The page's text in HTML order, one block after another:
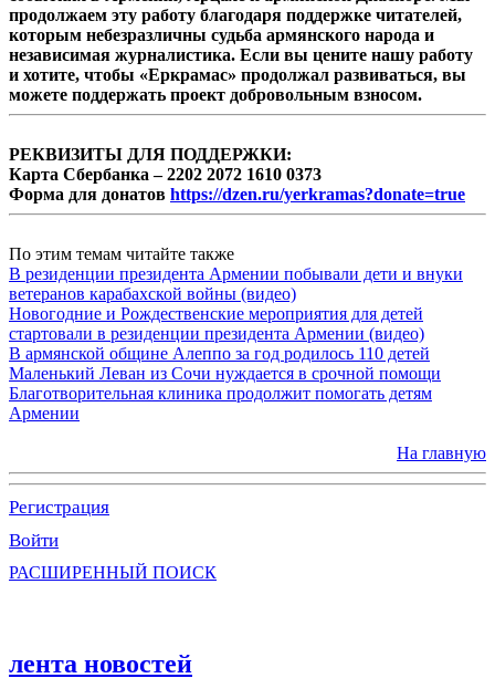
продолжаем эту работу благодаря поддержке читателей,
которым небезразличны судьба армянского народа и
независимая журналистика. Если вы цените нашу работу
и хотите, чтобы «Еркрамас» продолжал развиваться, вы
можете поддержать проект добровольным взносом.
РЕКВИЗИТЫ ДЛЯ ПОДДЕРЖКИ:
Карта Сбербанка – 2202 2072 1610 0373
Форма для донатов https://dzen.ru/yerkramas?donate=true
По этим темам читайте также
В резиденции президента Армении побывали дети и внуки
ветеранов карабахской войны (видео)
Новогодние и Рождественские мероприятия для детей
стартовали в резиденции президента Армении (видео)
В армянской общине Алеппо за год родилось 110 детей
Маленький Леван из Сочи нуждается в срочной помощи
Благотворительная клиника продолжит помогать детям
Армении
На главную
Регистрация
Войти
РАСШИРЕННЫЙ ПОИСК
лента новостей